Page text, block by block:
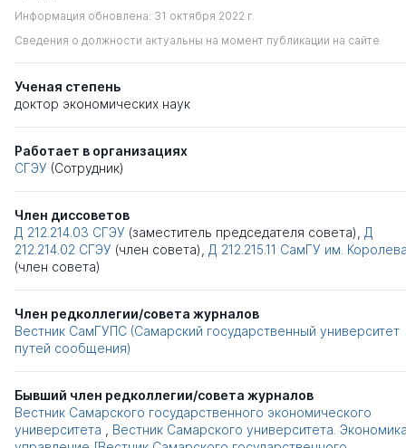
Информация обновлена: 31 октября 2022 г.
Сведения о должности актуальны на момент публикации на сайте
Ученая степень
доктор экономических наук
Работает в организациях
СГЭУ (Сотрудник)
Член диссоветов
Д 212.214.03 СГЭУ (заместитель председателя совета), Д
212.214.02 СГЭУ (член совета), Д 212.215.11 СамГУ им.
(член совета)
Член редколлегии/совета журналов
Вестник СамГУПС (Самарский государственный университет
путей сообщения)
Бывший член редколлегии/совета журналов
Вестник Самарского государственного экономического
университета
Вестник Самарского университета.